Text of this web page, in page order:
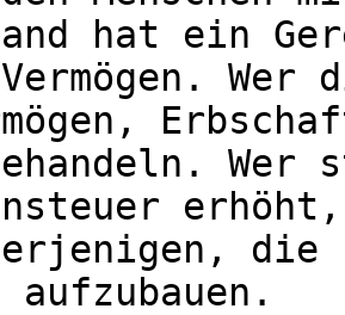
hat ein
Vermögen.
Wer
die
aufzubauen.